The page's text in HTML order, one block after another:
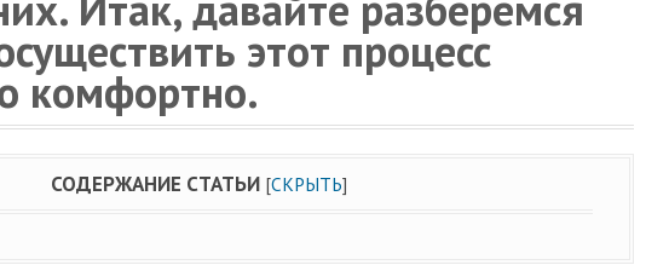
этот процесс
комфортно.
СОДЕРЖАНИЕ СТАТЬИ [СКРЫТЬ]